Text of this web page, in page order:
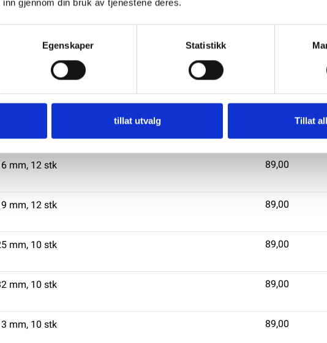
gjennom din bruk av tjenestene deres.
Egenskaper Statistikk
tillat utvalg Tillat
mm, 12 stk
mm, 12 stk
mm, 12 stk
mm, 12 stk 89,00
mm, 12 stk 89,00
mm, 10 stk 89,00
mm, 10 stk 89,00
mm, 10 stk 89,00